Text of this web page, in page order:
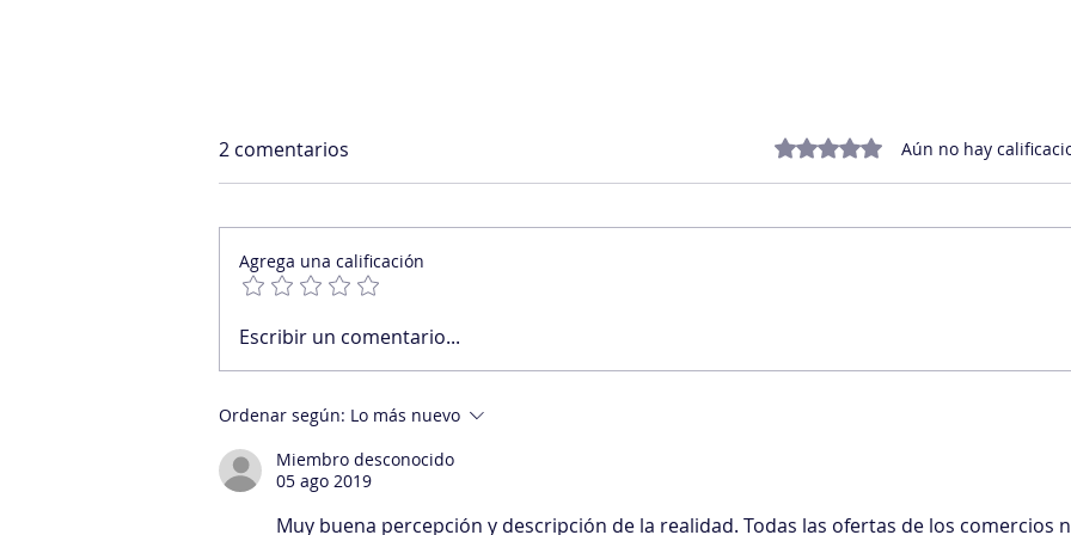
Cuando la motivación no
2 comentarios Obtuvo 0 de 5 estrellas.
Aún no hay
Agrega una calificación
Escribir un comentario...
Ordenar según: Lo más nuevo
Miembro desconocido
05 ago 2019
Muy buena percepción y descripción de la realidad. Todas las ofertas de los comercios